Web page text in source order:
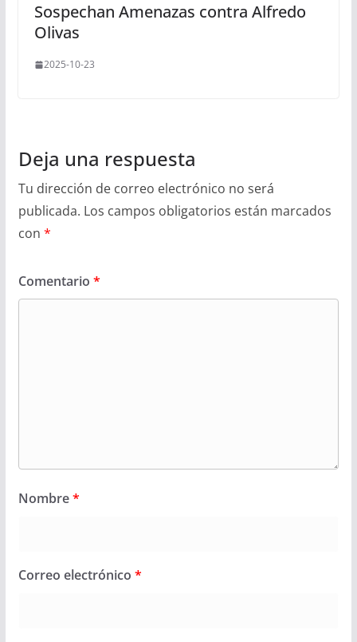
Sospechan Amenazas contra Alfredo
Olivas
2025-10-23
Deja una respuesta
Tu dirección de correo electrónico no será
publicada. Los campos obligatorios están marcados
con *
Comentario *
Nombre*
Correo electrónico *